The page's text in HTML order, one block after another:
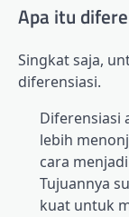
Apa itu
Singkat saja,
diferensiasi.
Diferensiasi
lebih
cara
Tujuannya
kuat untuk